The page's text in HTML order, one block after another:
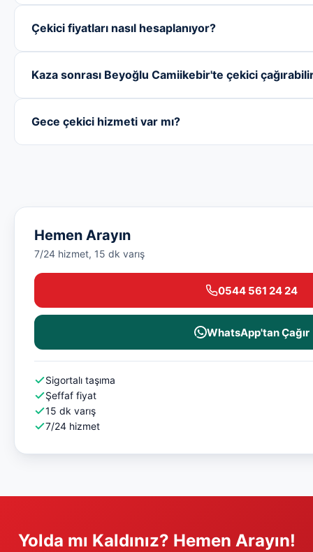
Çekici fiyatları nasıl hesaplanıyor?
Kaza sonrası Beyoğlu Camiikebir'te çekici
Gece çekici hizmeti var mı?
Hemen Arayın
7/24 hizmet, 15 dk varış
0544 561 24 24
WhatsApp'tan Çağır
Sigortalı taşıma
Şeffaf fiyat
15 dk varış
7/24 hizmet
Yolda mı Kaldınız? Hemen Arayın!